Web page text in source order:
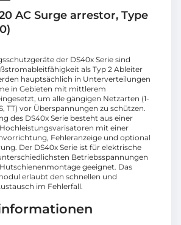
AC Surge arrestor, Type
der DS40x Serie sind
als Typ 2 Ableiter
hauptsächlich in Unterverteilungen
in Gebieten mit mittlerem
um alle gängigen Netzarten (1-
TT) vor Überspannungen zu schützen.
des DS40x Serie besteht aus einer
mit einer
Fehleranzeige und optional
Der DS40x Serie ist für elektrische
Betriebsspannungen
geeignet. Das
erlaubt den schnellen und
im Fehlerfall.